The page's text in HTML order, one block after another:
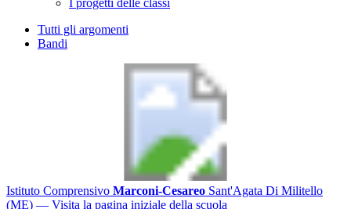
I progetti delle classi
Tutti gli argomenti
Bandi
Istituto Comprensivo Marconi-Cesareo Sant'Agata Di Militello
(ME) — Visita la pagina iniziale della scuola